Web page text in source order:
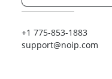
+1 775-853-1883
support@noip.com